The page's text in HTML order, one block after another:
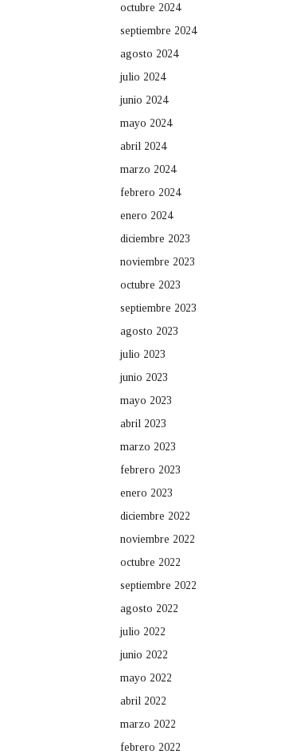
octubre 2024
septiembre 2024
agosto 2024
julio 2024
junio 2024
mayo 2024
abril 2024
marzo 2024
febrero 2024
enero 2024
diciembre 2023
noviembre 2023
octubre 2023
septiembre 2023
agosto 2023
julio 2023
junio 2023
mayo 2023
abril 2023
marzo 2023
febrero 2023
enero 2023
diciembre 2022
noviembre 2022
octubre 2022
septiembre 2022
agosto 2022
julio 2022
junio 2022
mayo 2022
abril 2022
marzo 2022
febrero 2022